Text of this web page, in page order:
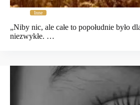
Inne
„Niby nic, ale całe to popołudnie było
niezwykłe. …